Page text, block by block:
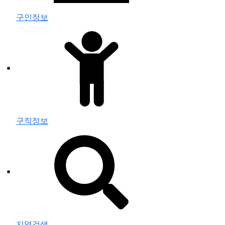
구인정보
구직정보